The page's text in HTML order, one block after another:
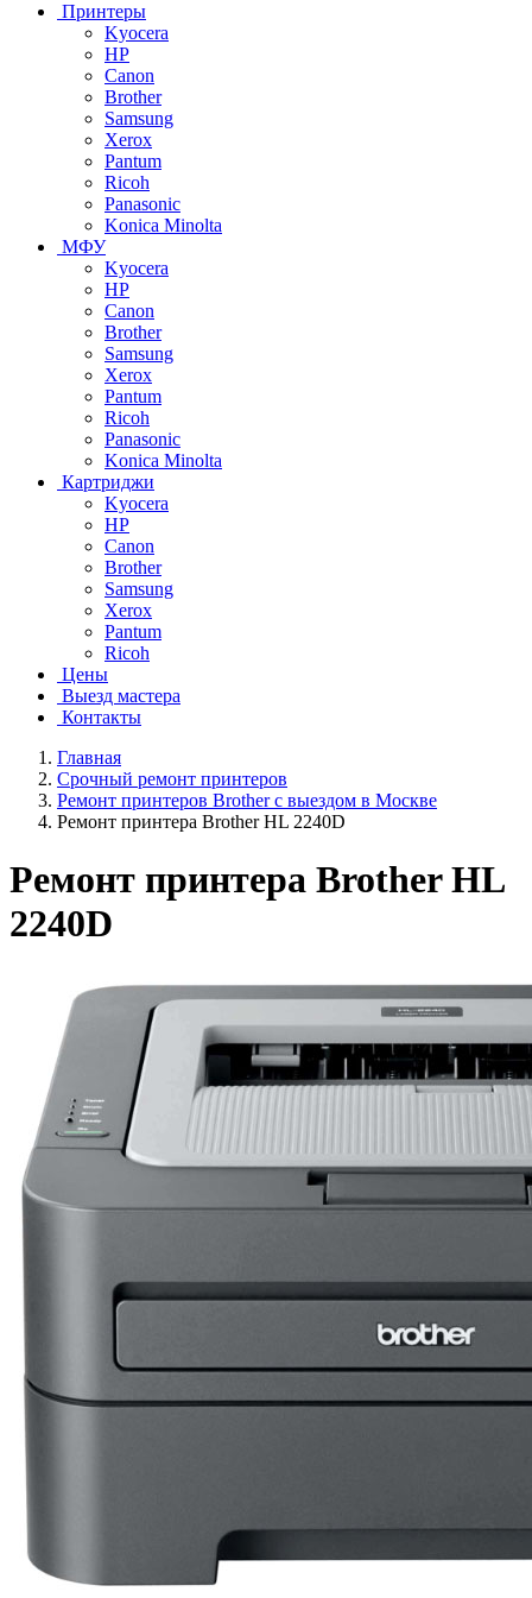
Принтеры
Kyocera
HP
Canon
Brother
Samsung
Xerox
Pantum
Ricoh
Panasonic
Konica Minolta
МФУ
Kyocera
HP
Canon
Brother
Samsung
Xerox
Pantum
Ricoh
Panasonic
Konica Minolta
Картриджи
Kyocera
HP
Canon
Brother
Samsung
Xerox
Pantum
Ricoh
Цены
Выезд мастера
Контакты
Главная
Срочный ремонт принтеров
Ремонт принтеров Brother с выездом в Москве
Ремонт принтера Brother HL 2240D
Ремонт принтера Brother HL
2240D